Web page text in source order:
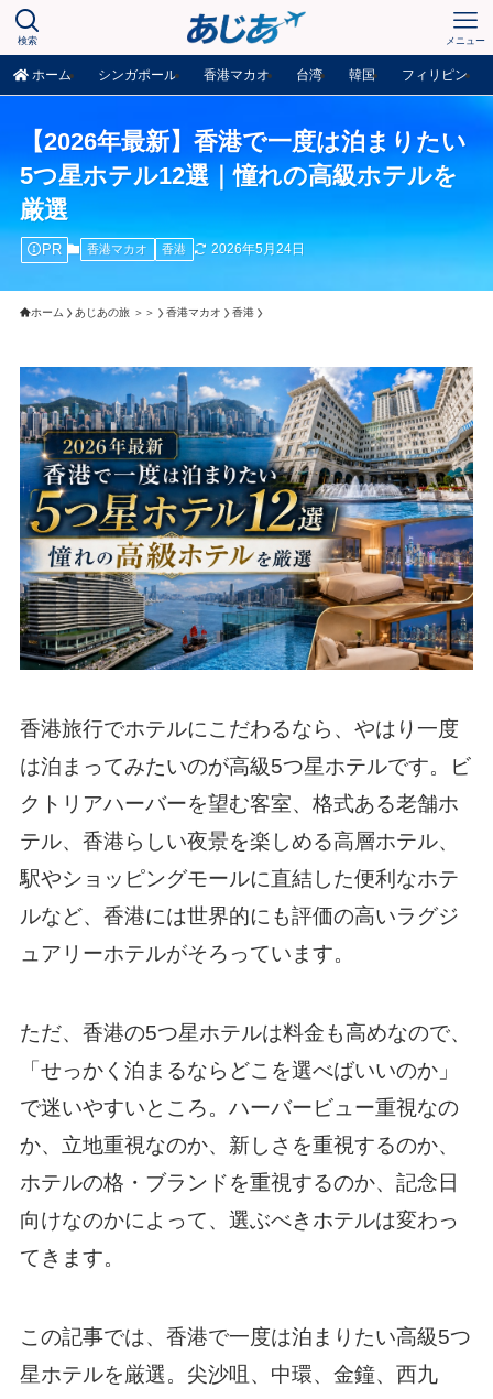
検索 メニュー
ホーム シンガポール 香港マカオ 台湾 韓国 フィリピン
【2026年最新】香港で一度は泊まりたい
5つ星ホテル12選｜憧れの高級ホテルを
厳選
PR 香港マカオ 香港 2026年5月24日
ホーム あじあの旅 ＞＞ 香港マカオ 香港
香港旅行でホテルにこだわるなら、やはり一度
は泊まってみたいのが高級5つ星ホテルです。ビ
クトリアハーバーを望む客室、格式ある老舗ホ
テル、香港らしい夜景を楽しめる高層ホテル、
駅やショッピングモールに直結した便利なホテ
ルなど、香港には世界的にも評価の高いラグジ
ュアリーホテルがそろっています。
ただ、香港の5つ星ホテルは料金も高めなので、
「せっかく泊まるならどこを選べばいいのか」
で迷いやすいところ。ハーバービュー重視なの
か、立地重視なのか、新しさを重視するのか、
ホテルの格・ブランドを重視するのか、記念日
向けなのかによって、選ぶべきホテルは変わっ
てきます。
この記事では、香港で一度は泊まりたい高級5つ
星ホテルを厳選。尖沙咀、中環、金鐘、西九